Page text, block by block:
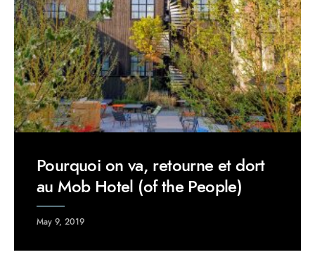
Pourquoi on va, retourne et dort
au Mob Hotel (of the People)
May 9, 2019